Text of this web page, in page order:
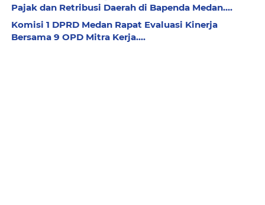
Pajak dan Retribusi Daerah di Bapenda Medan....
Komisi 1 DPRD Medan Rapat Evaluasi Kinerja
Bersama 9 OPD Mitra Kerja....